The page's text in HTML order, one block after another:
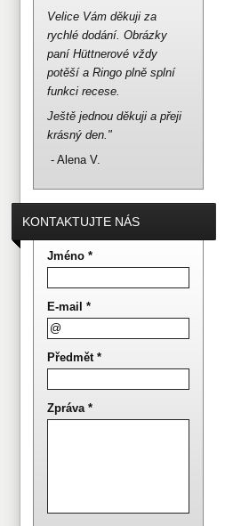
Velice Vám děkuji za
rychlé dodání. Obrázky
paní Hüttnerové vždy
potěší a Ringo plně splní
funkci recese.
Ještě jednou děkuji a přeji
krásný den."
- Alena V.
KONTAKTUJTE NÁS
Jméno *
E-mail *
Předmět *
Zpráva *